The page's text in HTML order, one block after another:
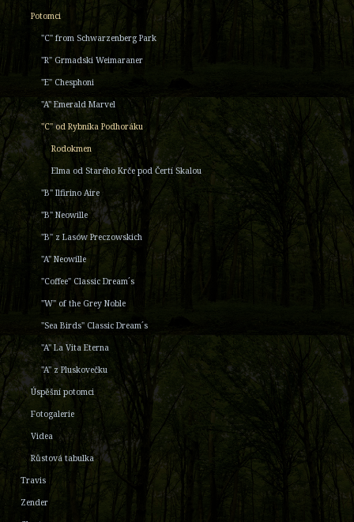
Potomci
"C" from Schwarzenberg Park
"R" Grmadski Weimaraner
"E" Chesphoni
"A" Emerald Marvel
"C" od Rybníka Podhoráku
Rodokmen
Elma od Starého Krče pod Čertí Skalou
"B" Ilfirino Aire
"B" Neowille
"B" z Lasów Preczowskich
"A" Neowille
"Coffee" Classic Dream´s
"W" of the Grey Noble
"Sea Birds" Classic Dream´s
"A" La Vita Eterna
"A" z Pluskovečku
Úspěšní potomci
Fotogalerie
Videa
Růstová tabulka
Travis
Zender